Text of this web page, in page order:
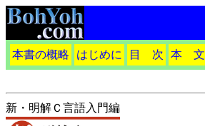
本書の概略 はじめに 目 次 本 文
新・明解Ｃ言語入門編